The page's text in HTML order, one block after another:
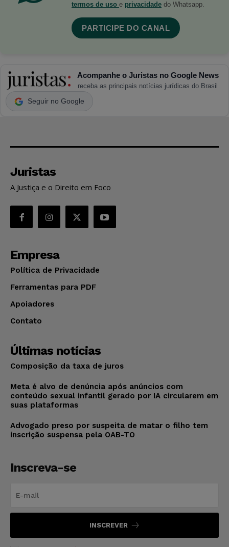
termos de uso e privacidade do Whatsapp.
PARTICIPE DO CANAL
Acompanhe o Juristas no Google News
receba as principais notícias jurídicas do Brasil
Seguir no Google
Juristas
A Justiça e o Direito em Foco
Empresa
Política de Privacidade
Ferramentas para PDF
Apoiadores
Contato
Últimas notícias
Composição da taxa de juros
Meta é alvo de denúncia após anúncios com
conteúdo sexual infantil gerado por IA circularem em
suas plataformas
Advogado preso por suspeita de matar o filho tem
inscrição suspensa pela OAB-TO
Inscreva-se
INSCREVER